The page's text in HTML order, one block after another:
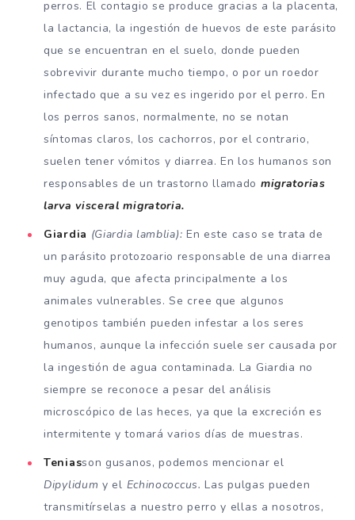
perros. El contagio se produce gracias a la placenta,
la lactancia, la ingestión de huevos de este parásito
que se encuentran en el suelo, donde pueden
sobrevivir durante mucho tiempo, o por un roedor
infectado que a su vez es ingerido por el perro. En
los perros sanos, normalmente, no se notan
síntomas claros, los cachorros, por el contrario,
suelen tener vómitos y diarrea. En los humanos son
responsables de un trastorno llamado migratorias
larva visceral migratoria.
Giardia (Giardia lamblia): En este caso se trata de
un parásito protozoario responsable de una diarrea
muy aguda, que afecta principalmente a los
animales vulnerables. Se cree que algunos
genotipos también pueden infestar a los seres
humanos, aunque la infección suele ser causada por
la ingestión de agua contaminada. La Giardia no
siempre se reconoce a pesar del análisis
microscópico de las heces, ya que la excreción es
intermitente y tomará varios días de muestras.
Teniasson gusanos, podemos mencionar el
Dipylidum y el Echinococcus.Las pulgas pueden
transmitírselas a nuestro perro y ellas a nosotros,